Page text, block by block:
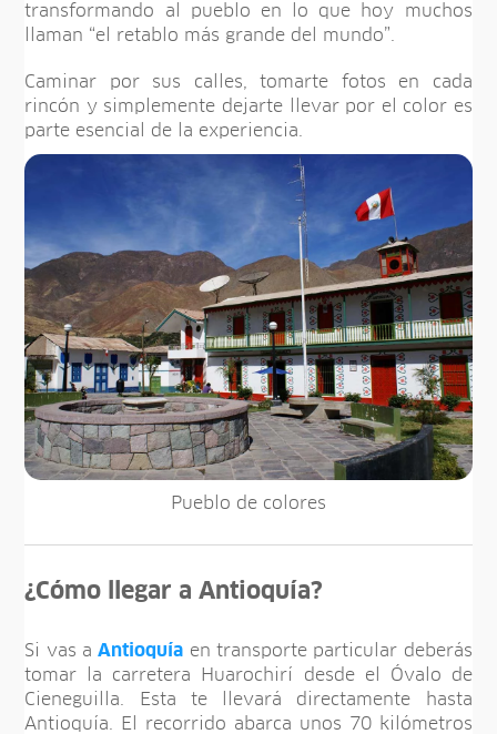
transformando al pueblo en lo que hoy muchos
llaman “el retablo más grande del mundo”.
Caminar por sus calles, tomarte fotos en cada
rincón y simplemente dejarte llevar por el color es
parte esencial de la experiencia.
Pueblo de colores
¿Cómo llegar a Antioquía?
Si vas aAntioquía en transporte particular deberás
tomar la carretera Huarochirí desde el Óvalo de
Cieneguilla. Esta te llevará directamente hasta
Antioquía. El recorrido abarca unos 70 kilómetros